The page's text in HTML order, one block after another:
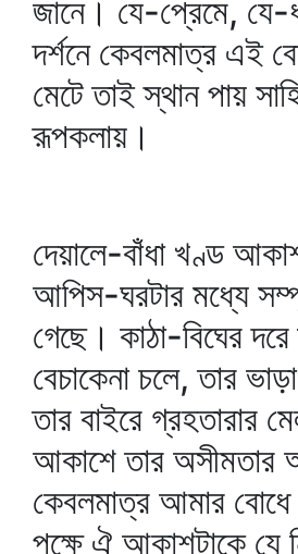
জানে। যে-প্রেমে, যে-
দর্শনে কেবলমাত্র এই
মেটে তাই স্থান পায়
রূপকলায়।
দেয়ালে-বাঁধা খণ্ড
আপিস-ঘরটার মধ্যে
গেছে। কাঠা-বিঘের দরে
বেচাকেনা চলে, তার
তার বাইরে গ্রহতারার
আকাশে তার অসীমতার
কেবলমাত্র আমার
পক্ষে ঐ আকাশটাকে যে